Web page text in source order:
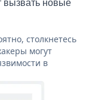
столкнетесь
могут
в